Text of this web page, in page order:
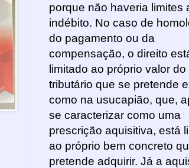
porque não haveria limites
indébito. No caso de
do pagamento ou da
compensação, o direito
limitado ao próprio valor do
tributário que se pretende
como na usucapião, que,
se caracterizar como uma
prescrição aquisitiva, está
ao próprio bem concreto
pretende adquirir. Já a